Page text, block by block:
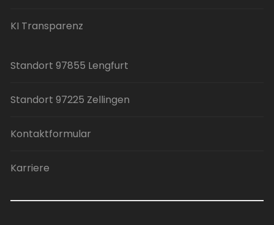
KI Transparenz
Standort 97855 Lengfurt
Standort 97225 Zellingen
Kontaktformular
Karriere